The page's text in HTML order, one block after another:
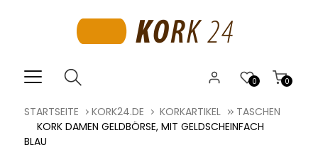
0
0
STARTSEITE KORK24.DE KORKARTIKEL
TASCHEN
KORK DAMEN GELDBÖRSE, MIT GELDSCHEINFACH
BLAU